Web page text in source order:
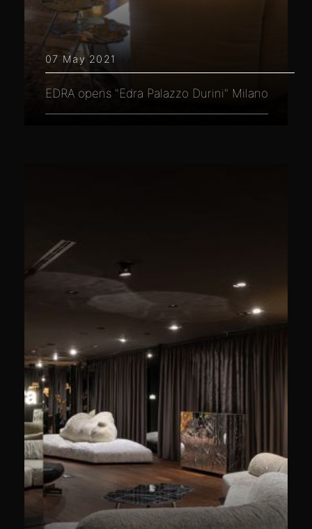
07 May 2021
EDRA opens "Edra Palazzo Durini" Milano